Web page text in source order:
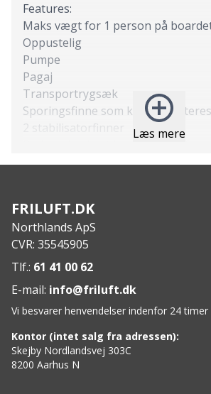
Læs mere
Features:
Maks vægt for 1 person på
Oppustelig
Pumpe
Pagaj
Transportrygsæk
Sporingsfinne som kan afmonteres
2 stabilisatorfinner
træksnor
Overflade af EVA anti slip skum
Forstærket PVC med højstyrke
Specs:
Mål: 304 x 79 x 15 cm
sammen i transportposen
FRILUFT.DK
Northlands ApS
CVR: 35545905
Tlf.: 61 41 00 62
E-mail: info@friluft.dk
Vi besvarer henvendelser indenfor 24 timer
Kontor (intet salg fra adressen):
Skejby Nordlandsvej 303C
8200 Aarhus N